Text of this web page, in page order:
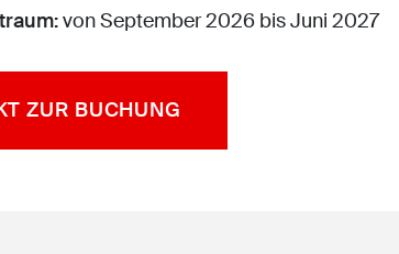
von September 2026 bis Juni 2027
ZUR BUCHUNG